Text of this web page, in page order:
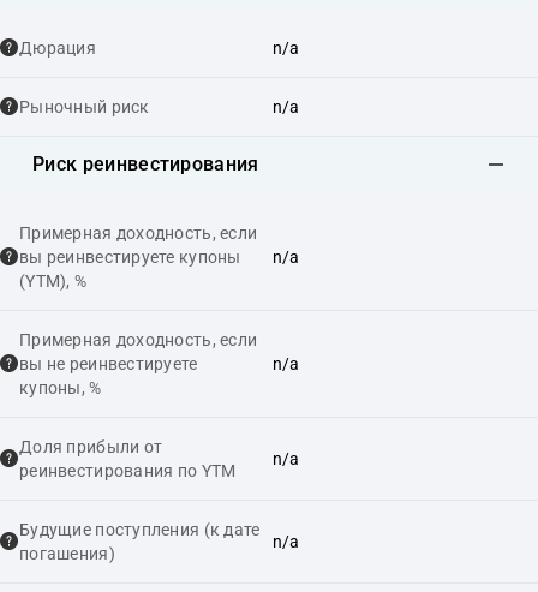
Дюрация n/a
Рыночный риск n/a
Риск реинвестирования
Примерная доходность, если
вы реинвестируете купоны
(YTM), %
n/a
Примерная доходность, если
вы не реинвестируете
купоны, %
n/a
Доля прибыли от
реинвестирования по YTM
n/a
Будущие поступления (к дате
погашения)
n/a